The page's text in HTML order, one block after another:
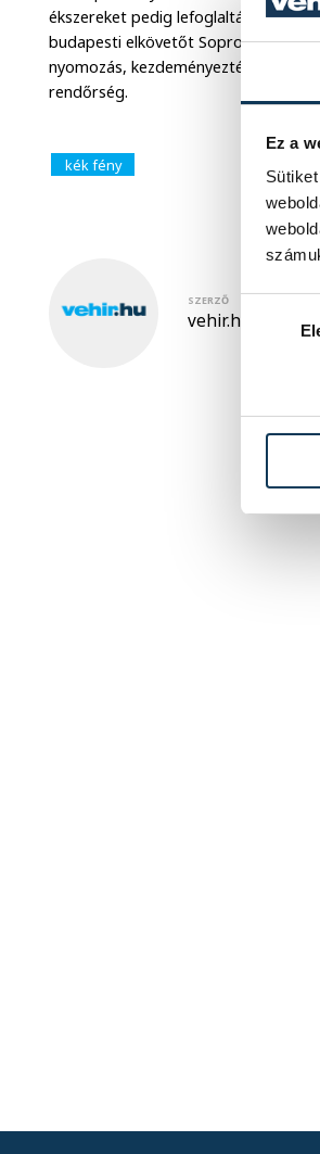
Ez a
ékszereket pedig lefoglalták egy
budapesti elkövetőt Sopronban,
nyomozás, kezdeményezték az
rendőrség.
kék fény
SZERZŐ
vehir.hu